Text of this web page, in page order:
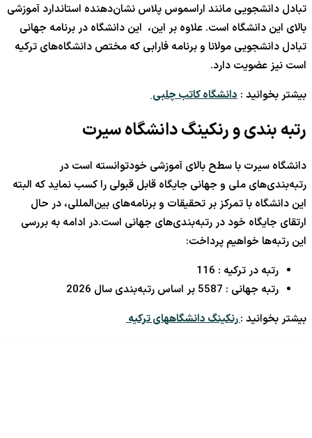
تبادل دانشجویی مانند اراسموس پلاس نشان‌دهنده استاندارد آموزشی
بالای این دانشگاه است. علاوه بر این، این دانشگاه در برنامه جهانی
تبادل دانشجویی مولانا و برنامه فارابی که مختص دانشگاه‌های ترکیه
است نیز عضویت دارد.
بیشتر بخوانید : دانشگاه کاتب چلبی
رتبه بندی و رنکینگ دانشگاه سیرت
دانشگاه سیرت با سطح بالای آموزشی خودتوانسته است در
رتبه‌بندی‌های ملی و جهانی جایگاه قابل قبولی را کسب نماید که البته
این دانشگاه با تمرکز بر تحقیقات و برنامه‌های بین‌المللی، در حال
ارتقای جایگاه خود در رتبه‌بندی‌های جهانی است.در ادامه به بررسی
این رتبه‌ها خواهیم پرداخت:
رتبه در ترکیه : 116
رتبه جهانی : 5587 بر اساس رتبه‌بندی سال 2026
بیشتر بخوانید :رنکینگ دانشگاههای ترکیه